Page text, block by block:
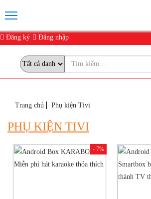
Đăng ký Đăng nhập
Trang chủ Phụ kiện Tivi
PHỤ KIỆN TIVI
- 7%